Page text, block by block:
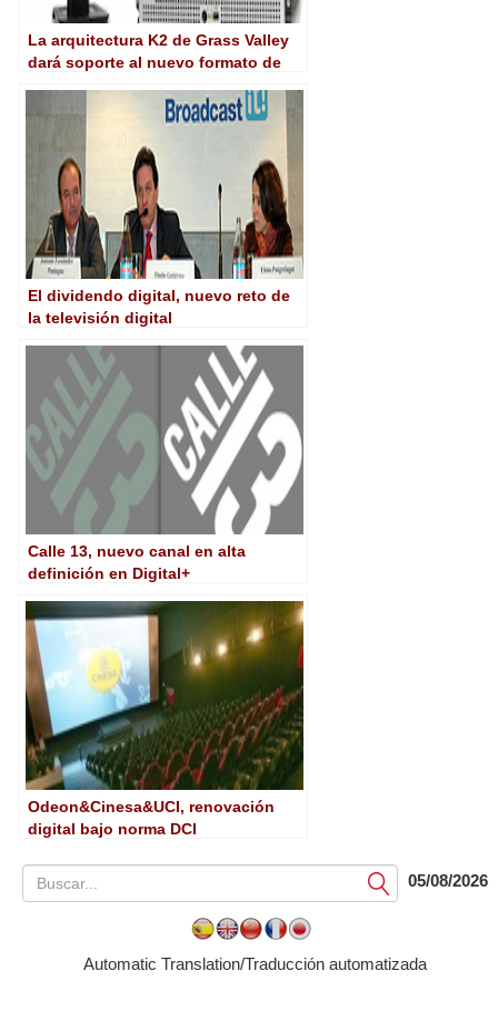
La arquitectura K2 de Grass Valley
dará soporte al nuevo formato de
El dividendo digital, nuevo reto de
la televisión digital
Calle 13, nuevo canal en alta
definición en Digital+
Odeon&Cinesa&UCI, renovación
digital bajo norma DCI
Submit05/08/2026
Automatic Translation/Traducción automatizada